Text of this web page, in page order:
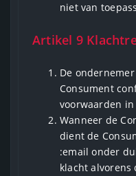
niet van
Artikel 9
De
Consument
voorwaarden
Wanneer de
dient de
:email onder
klacht alvorens